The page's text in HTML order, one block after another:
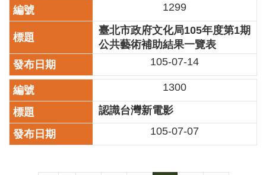
私
權
保
政
策
資
訊
安
全
政
1299
臺北市政府文化局105年度第1期
公共藝術補助結果一覽表
105-07-14
1300
認識台灣新電影
105-07-07